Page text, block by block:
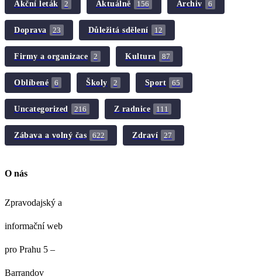
Akční leták 2 Aktuálně 156 Archiv 6
Doprava 23 Důležitá sdělení 12
Firmy a organizace 2 Kultura 87
Oblíbené 6 Školy 2 Sport 65
Uncategorized 216 Z radnice 111
Zábava a volný čas 622 Zdraví 27
O nás
Zpravodajský a
informační web
pro Prahu 5 –
Barrandov